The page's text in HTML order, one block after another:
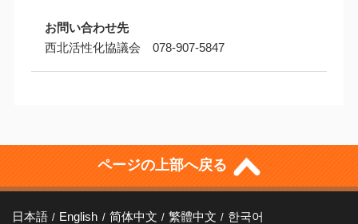
お問い合わせ先
西北活性化協議会 078-907-5847
ページの上部へ戻る
日本語 English 简体中文 繁體中文 한국어